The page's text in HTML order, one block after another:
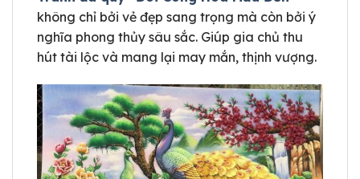
không chỉ bởi vẻ đẹp sang trọng mà còn bởi ý
nghĩa phong thủy sâu sắc. Giúp gia chủ thu
hút tài lộc và mang lại may mắn, thịnh vượng.